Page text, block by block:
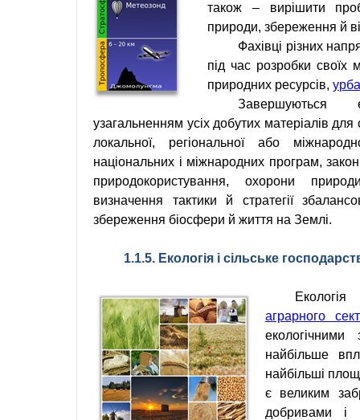
також – вирішити
природи, збереження й
Фахівці різних
під час розробки своїх
природних ресурсів,
Завершуються
узагальненням усіх добутих матеріалів для
локальної, регіональної або
національних і міжнародних програм,
природокористування,охорони
визначення
тактики й
стратегії
збереження біосфери й життя на Землі.
1.1.5. Екологія і сільське
Екологія
аграрного
екологічними
найбільше
найбільші
є великим
добривами і